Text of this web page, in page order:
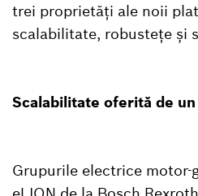
trei proprietăți ale noii
scalabilitate, robustețe și
Scalabilitate oferită de
Grupurile electrice motor-